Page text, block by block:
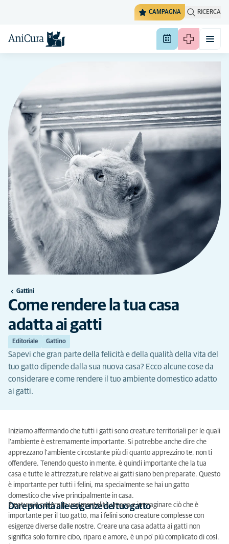
CAMPAGNA RICERCA
Gattini
Come rendere la tua casa
adatta ai gatti
Editoriale Gattino
Sapevi che gran parte della felicità e della qualità della vita del
tuo gatto dipende dalla sua nuova casa? Ecco alcune cose da
considerare e come rendere il tuo ambiente domestico adatto
ai gatti.
Iniziamo affermando che tutti i gatti sono creature territoriali per le quali
l'ambiente è estremamente importante. Si potrebbe anche dire che
apprezzano l'ambiente circostante più di quanto apprezzino te, non ti
offendere. Tenendo questo in mente, è quindi importante che la tua
casa e tutte le attrezzature relative ai gatti siano ben preparate. Questo
è importante per tutti i felini, ma specialmente se hai un gatto
domestico che vive principalmente in casa.
Dare priorità alle esigenze del tuo gatto
È naturale cadere in una mentalità umana e immaginare ciò che è
importante per il tuo gatto, ma i felini sono creature complesse con
esigenze diverse dalle nostre. Creare una casa adatta ai gatti non
significa solo fornire cibo, riparo e amore, è un po' più complicato di così.